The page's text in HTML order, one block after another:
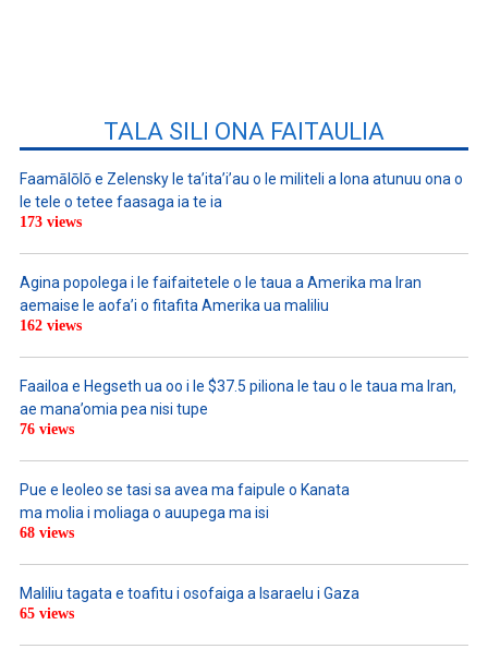
TALA SILI ONA FAITAULIA
Faamālōlō e Zelensky le ta’ita’i’au o le militeli a lona atunuu ona o
le tele o tetee faasaga ia te ia
173 views
Agina popolega i le faifaitetele o le taua a Amerika ma Iran
aemaise le aofa’i o fitafita Amerika ua maliliu
162 views
Faailoa e Hegseth ua oo i le $37.5 piliona le tau o le taua ma Iran,
ae mana’omia pea nisi tupe
76 views
Pue e leoleo se tasi sa avea ma faipule o Kanata
ma molia i moliaga o auupega ma isi
68 views
Maliliu tagata e toafitu i osofaiga a Isaraelu i Gaza
65 views